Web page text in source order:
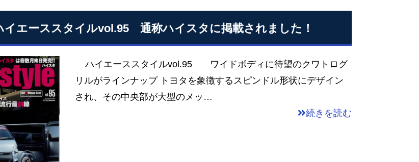
イエーススタイルvol.95 通称ハイスタに掲載されました！
ハイエーススタイルvol.95 ワイドボディに待望のクワトログ
リルがラインナップ トヨタを象徴するスピンドル形状にデザイン
され、その中央部が大型のメッ…
続きを読む